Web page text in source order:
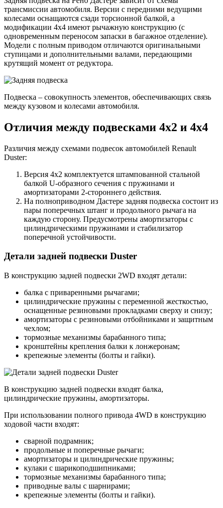
трансмиссии автомобиля. Версии с передними ведущими
колесами оснащаются сзади торсионной балкой, а
модификации 4х4 имеют рычажную конструкцию (с
одновременным переносом запаски в багажное отделение).
Модели с полным приводом отличаются оригинальными
ступицами и дополнительными валами, передающими
крутящий момент от редуктора.
Подвеска – совокупность элементов, обеспечивающих связь
между кузовом и колесами автомобиля.
Отличия между подвесками 4х2 и 4х4
Различия между схемами подвесок автомобилей Renault
Duster:
Версия 4х2 комплектуется штампованной стальной
балкой U-образного сечения с пружинами и
амортизаторами 2-стороннего действия.
На полноприводном Дастере задняя подвеска состоит из
пары поперечных штанг и продольного рычага на
каждую сторону. Предусмотрены амортизаторы с
цилиндрическими пружинами и стабилизатор
поперечной устойчивости.
Детали задней подвески Duster
В конструкцию задней подвески 2WD входят детали:
балка с приваренными рычагами;
цилиндрические пружины с переменной жесткостью,
оснащенные резиновыми прокладками сверху и снизу;
амортизаторы с резиновыми отбойниками и защитным
чехлом;
тормозные механизмы барабанного типа;
кронштейны крепления балки к лонжеронам;
крепежные элементы (болты и гайки).
В конструкцию задней подвески входят балка,
цилиндрические пружины, амортизаторы.
При использовании полного привода 4WD в конструкцию
ходовой части входят:
сварной подрамник;
продольные и поперечные рычаги;
амортизаторы и цилиндрические пружины;
кулаки с шарикоподшипниками;
тормозные механизмы барабанного типа;
приводные валы с шарнирами;
крепежные элементы (болты и гайки).